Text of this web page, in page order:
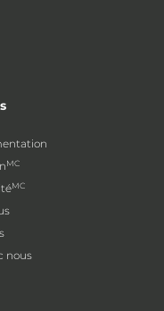
MC
MC
nous